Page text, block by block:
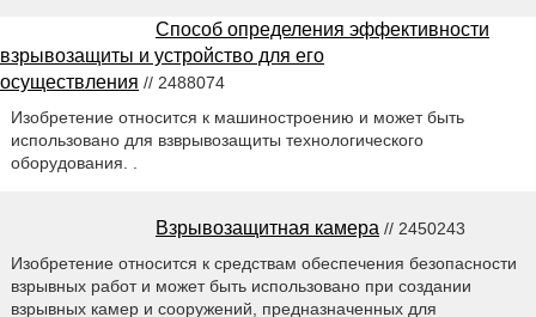
Способ определения эффективности
взрывозащиты и устройство для его
осуществления // 2488074
Изобретение относится к машиностроению и может быть
использовано для взврывозащиты технологического
оборудования. .
Взрывозащитная камера // 2450243
Изобретение относится к средствам обеспечения безопасности
взрывных работ и может быть использовано при создании
взрывных камер и сооружений, предназначенных для